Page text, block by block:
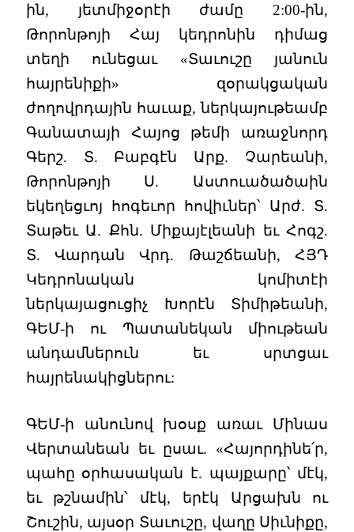
ին, յետմիջօրէի ժամը 2:00-ին,
Թորոնթոյի Հայ կեդրոնին դիմաց
տեղի ունեցաւ «Տաւուշը յանուն
հայրենիքի» զօրակցական
ժողովրդային հաւաք, ներկայութեամբ
Գանատայի Հայոց թեմի առաջնորդ
Գերշ. Տ. Բաբգէն Արք. Չարեանի,
Թորոնթոյի Ս. Աստուածածաին
եկեղեցւոյ հոգեւոր հովիւներ՝ Արժ. Տ.
Տաթեւ Ա. Քհն. Միքայէլեանի եւ Հոգշ.
Տ. Վարդան Վրդ. Թաշճեանի, ՀՅԴ
Կեդրոնական կոմիտէի
ներկայացուցիչ Խորէն Տիմիթեանի,
ԳԵՄ-ի ու Պատանեկան միութեան
անդամներուն եւ սրտցաւ
հայրենակիցներու:
ԳԵՄ-ի անունով խօսք առաւ Մինաս
Վերտանեան եւ ըսաւ. «Հայորդինե՛ր,
պահը օրհասական է. պայքարը՝ մէկ,
եւ թշնամին՝ մէկ, երէկ Արցախն ու
Շուշին, այսօր Տաւուշը, վաղը Սիւնիքը,